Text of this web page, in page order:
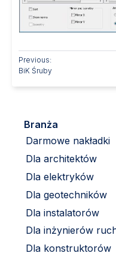
Previous:
BiK Śruby
Branża
Darmowe nakładki
Dla architektów
Dla elektryków
Dla geotechników
Dla instalatorów
Dla inżynierów
Dla konstruktorów